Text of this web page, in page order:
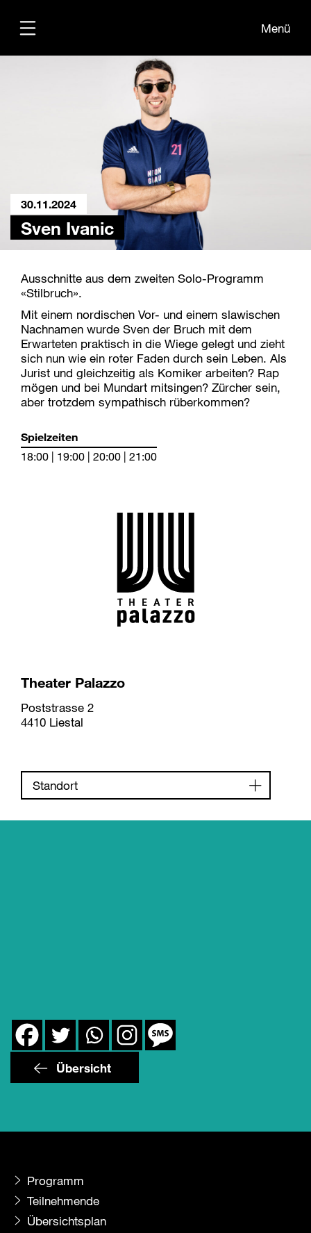
Teilnehmende
Übersichtsplan
Menü
30.11.2024
Sven Ivanic
Ausschnitte aus dem zweiten Solo-Programm
«Stilbruch».
Mit einem nordischen Vor- und einem slawischen
Nachnamen wurde Sven der Bruch mit dem
Erwarteten praktisch in die Wiege gelegt und zieht
sich nun wie ein roter Faden durch sein Leben. Als
Jurist und gleichzeitig als Komiker arbeiten? Rap
mögen und bei Mundart mitsingen? Zürcher sein,
aber trotzdem sympathisch rüberkommen?
Spielzeiten
18:00 | 19:00 | 20:00 | 21:00
Theater Palazzo
Poststrasse 2
4410 Liestal
Standort
Übersicht
Programm
Teilnehmende
Übersichtsplan